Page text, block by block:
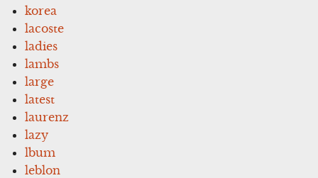
korea
lacoste
ladies
lambs
large
latest
laurenz
lazy
lbum
leblon